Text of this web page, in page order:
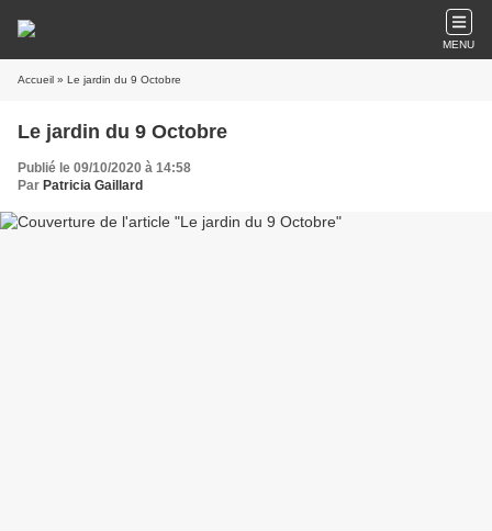
MENU
Accueil » Le jardin du 9 Octobre
Le jardin du 9 Octobre
Publié le 09/10/2020 à 14:58
Par Patricia Gaillard